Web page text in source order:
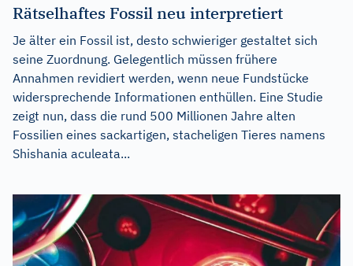
Rätselhaftes Fossil neu interpretiert
Je älter ein Fossil ist, desto schwieriger gestaltet sich
seine Zuordnung. Gelegentlich müssen frühere
Annahmen revidiert werden, wenn neue Fundstücke
widersprechende Informationen enthüllen. Eine Studie
zeigt nun, dass die rund 500 Millionen Jahre alten
Fossilien eines sackartigen, stacheligen Tieres namens
Shishania aculeata...